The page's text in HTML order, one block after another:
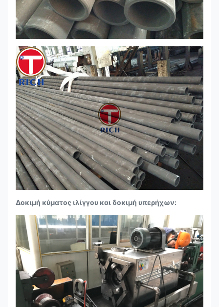
Δοκιμή κύματος ιλίγγου και δοκιμή υπερήχων: